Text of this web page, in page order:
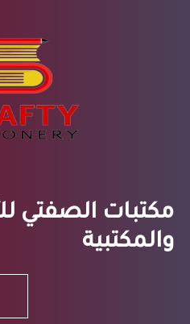
مكتبات الصفتي
والمكتبية